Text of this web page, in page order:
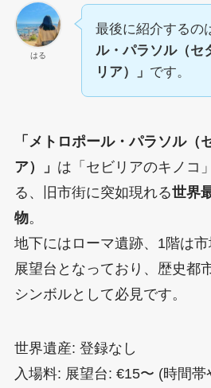
はる
最後に紹介するの
ル・パラソル（セ
リア）」 です。
「メトロポール・パラソル（
ア）」 は「セビリアのキノコ
る、旧市街に突如現れる世界
物。
地下にはローマ遺跡、1階は
展望台となっており、歴史都
シンボルとして必見です。
世界遺産: 登録なし
入場料: 展望台: €15〜 (時間